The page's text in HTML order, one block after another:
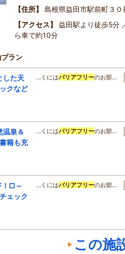
住所
島根県益田市駅前町３０
アクセス
益田駅より徒歩5分
ら車で約10分
プラン
した天
クなど
…くにはバリアフリーのお部…
泉＆
籍も充
…くにはバリアフリーのお部…
！□～
ェック
…くにはバリアフリーのお部…
この施